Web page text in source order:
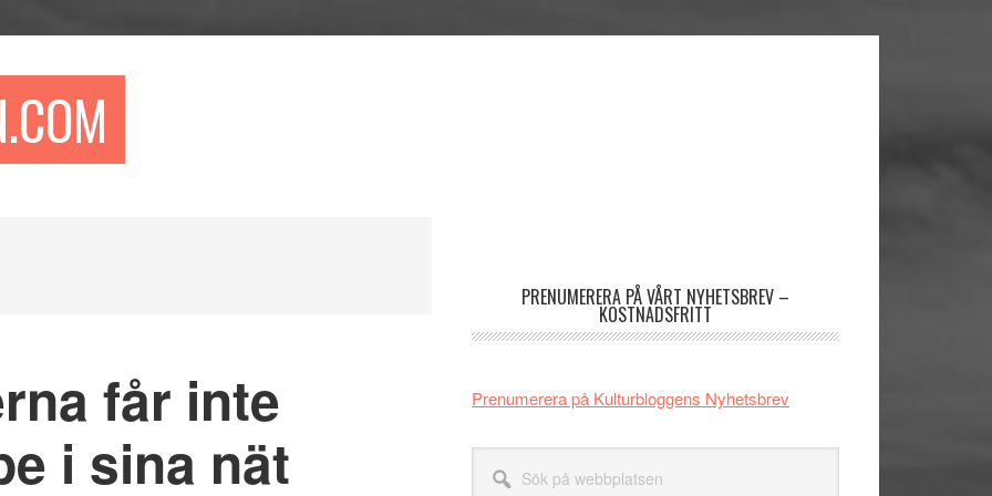
får inte
i sina nät
PRENUMERERA PÅ VÅRT NYHETSBREV –
KOSTNADSFRITT
Prenumerera på Kulturbloggens Nyhetsbrev